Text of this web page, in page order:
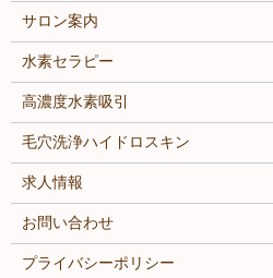
サロン案内
水素セラピー
高濃度水素吸引
毛穴洗浄ハイドロスキン
求人情報
お問い合わせ
プライバシーポリシー